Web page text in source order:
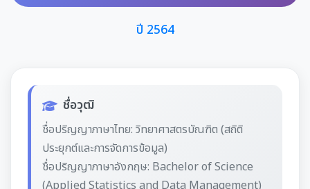
ปี 2564
ชื่อวุฒิ
ชื่อปริญญาภาษาไทย: วิทยาศาสตรบัณฑิต (สถิติ
ประยุกต์และการจัดการข้อมูล)
ชื่อปริญญาภาษาอังกฤษ: Bachelor of Science
(Applied Statistics and Data Management)